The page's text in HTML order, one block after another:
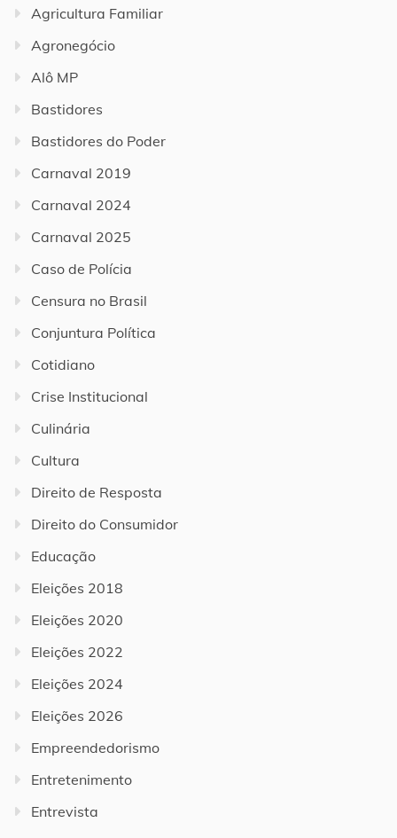
Agricultura Familiar
Agronegócio
Alô MP
Bastidores
Bastidores do Poder
Carnaval 2019
Carnaval 2024
Carnaval 2025
Caso de Polícia
Censura no Brasil
Conjuntura Política
Cotidiano
Crise Institucional
Culinária
Cultura
Direito de Resposta
Direito do Consumidor
Educação
Eleições 2018
Eleições 2020
Eleições 2022
Eleições 2024
Eleições 2026
Empreendedorismo
Entretenimento
Entrevista